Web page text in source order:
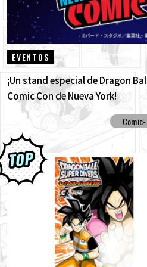
EVENTOS
¡Un stand especial de Dragon
Comic Con de Nueva York!